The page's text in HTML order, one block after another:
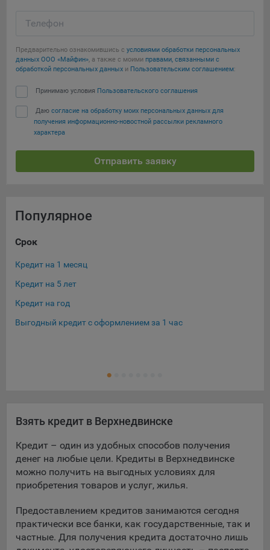
сервис показа контекстной рекламы. Адрес: Yandex
Google Ads - сервис показа контекстной рекламы,
предоставляемый компанией Google Ireland Ltd, Gordon
Сохранить мои изменения
Телефон
Предварительно ознакомившись с условиями обработки персональных
данных ООО «Майфин», а также с моими правами, связанными с
обработкой персональных данных и Пользовательским соглашением:
Принимаю условия Пользовательского соглашения
Даю согласие на обработку моих персональных данных для
получения информационно-новостной рассылки рекламного
характера
Отправить заявку
Популярное
Срок
Кредит на 1 месяц
Кредит на 5 лет
Кредит на год
Выгодный кредит с оформлением за 1 час
Взять кредит в Верхнедвинске
Кредит – один из удобных способов получения
денег на любые цели. Кредиты в Верхнедвинске
можно получить на выгодных условиях для
приобретения товаров и услуг, жилья.
Предоставлением кредитов занимаются сегодня
практически все банки, как государственные, так и
частные. Для получения кредита достаточно лишь